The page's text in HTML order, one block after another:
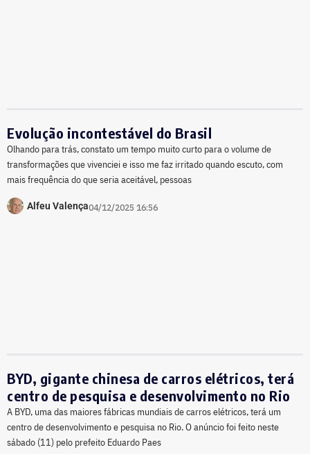
Evolução incontestável do Brasil
Olhando para trás, constato um tempo muito curto para o volume de
transformações que vivenciei e isso me faz irritado quando escuto, com
mais frequência do que seria aceitável, pessoas
Alfeu Valença04/12/2025 16:56
BYD, gigante chinesa de carros elétricos, terá
centro de pesquisa e desenvolvimento no Rio
A BYD, uma das maiores fábricas mundiais de carros elétricos, terá um
centro de desenvolvimento e pesquisa no Rio. O anúncio foi feito neste
sábado (11) pelo prefeito Eduardo Paes